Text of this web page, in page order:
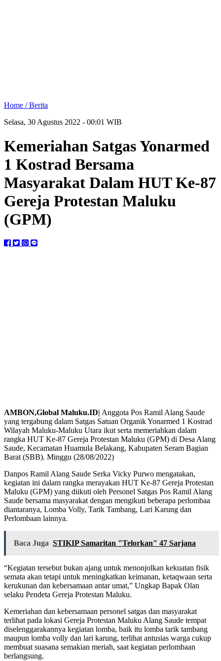
Home /Berita
Selasa, 30 Agustus 2022 - 00:01 WIB
Kemeriahan Satgas Yonarmed
1 Kostrad Bersama
Masyarakat Dalam HUT Ke-87
Gereja Protestan Maluku
(GPM)
AMBON,Global Maluku.ID| Anggota Pos Ramil Alang Saude
yang tergabung dalam Satgas Satuan Organik Yonarmed 1 Kostrad
Wilayah Maluku-Maluku Utara ikut serta memeriahkan dalam
rangka HUT Ke-87 Gereja Protestan Maluku (GPM) di Desa Alang
Saude, Kecamatan Huamula Belakang, Kabupaten Seram Bagian
Barat (SBB). Minggu (28/08/2022)
Danpos Ramil Alang Saude Serka Vicky Purwo mengatakan,
kegiatan ini dalam rangka merayakan HUT Ke-87 Gereja Protestan
Maluku (GPM) yang diikuti oleh Personel Satgas Pos Ramil Alang
Saude bersama masyarakat dengan mengikuti beberapa perlombaa
diantaranya, Lomba Volly, Tarik Tambang, Lari Karung dan
Perlombaan lainnya.
Baca Juga STIKIP Samaritan "Telorkan" 47 Sarjana
“Kegiatan tersebut bukan ajang untuk menonjolkan kekuatan fisik
semata akan tetapi untuk meningkatkan keimanan, ketaqwaan serta
kerukunan dan kebersamaan antar umat,” Ungkap Bapak Olan
selaku Pendeta Gereja Protestan Maluku.
Kemeriahan dan kebersamaan personel satgas dan masyarakat
terlihat pada lokasi Gereja Protestan Maluku Alang Saude tempat
diselenggarakannya kegiatan lomba, baik itu lomba tarik tambang
maupun lomba volly dan lari karung, terlihat antusias warga cukup
membuat suasana semakian meriah, saat kegiatan perlombaan
berlangsung.